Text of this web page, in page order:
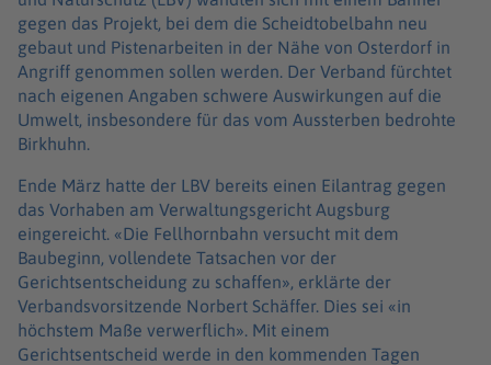
gegen das Projekt, bei dem die Scheidtobelbahn neu
gebaut und Pistenarbeiten in der Nähe von Osterdorf in
Angriff genommen sollen werden. Der Verband fürchtet
nach eigenen Angaben schwere Auswirkungen auf die
Umwelt, insbesondere für das vom Aussterben bedrohte
Birkhuhn.
Ende März hatte der LBV bereits einen Eilantrag gegen
das Vorhaben am Verwaltungsgericht Augsburg
eingereicht. «Die Fellhornbahn versucht mit dem
Baubeginn, vollendete Tatsachen vor der
Gerichtsentscheidung zu schaffen», erklärte der
Verbandsvorsitzende Norbert Schäffer. Dies sei «in
höchstem Maße verwerflich». Mit einem
Gerichtsentscheid werde in den kommenden Tagen